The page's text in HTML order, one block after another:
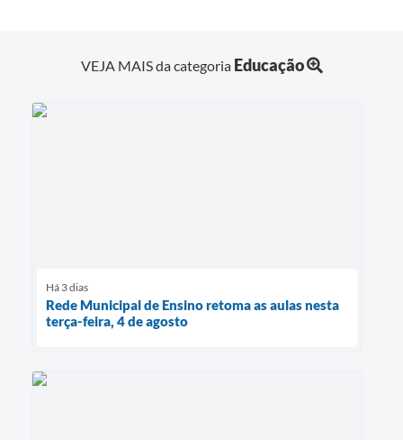
VEJA MAIS da categoria Educação
Há 3 dias
Rede Municipal de Ensino retoma as aulas nesta
terça-feira, 4 de agosto